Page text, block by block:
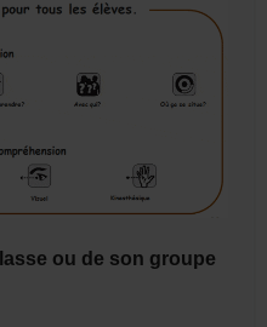
ou de son groupe